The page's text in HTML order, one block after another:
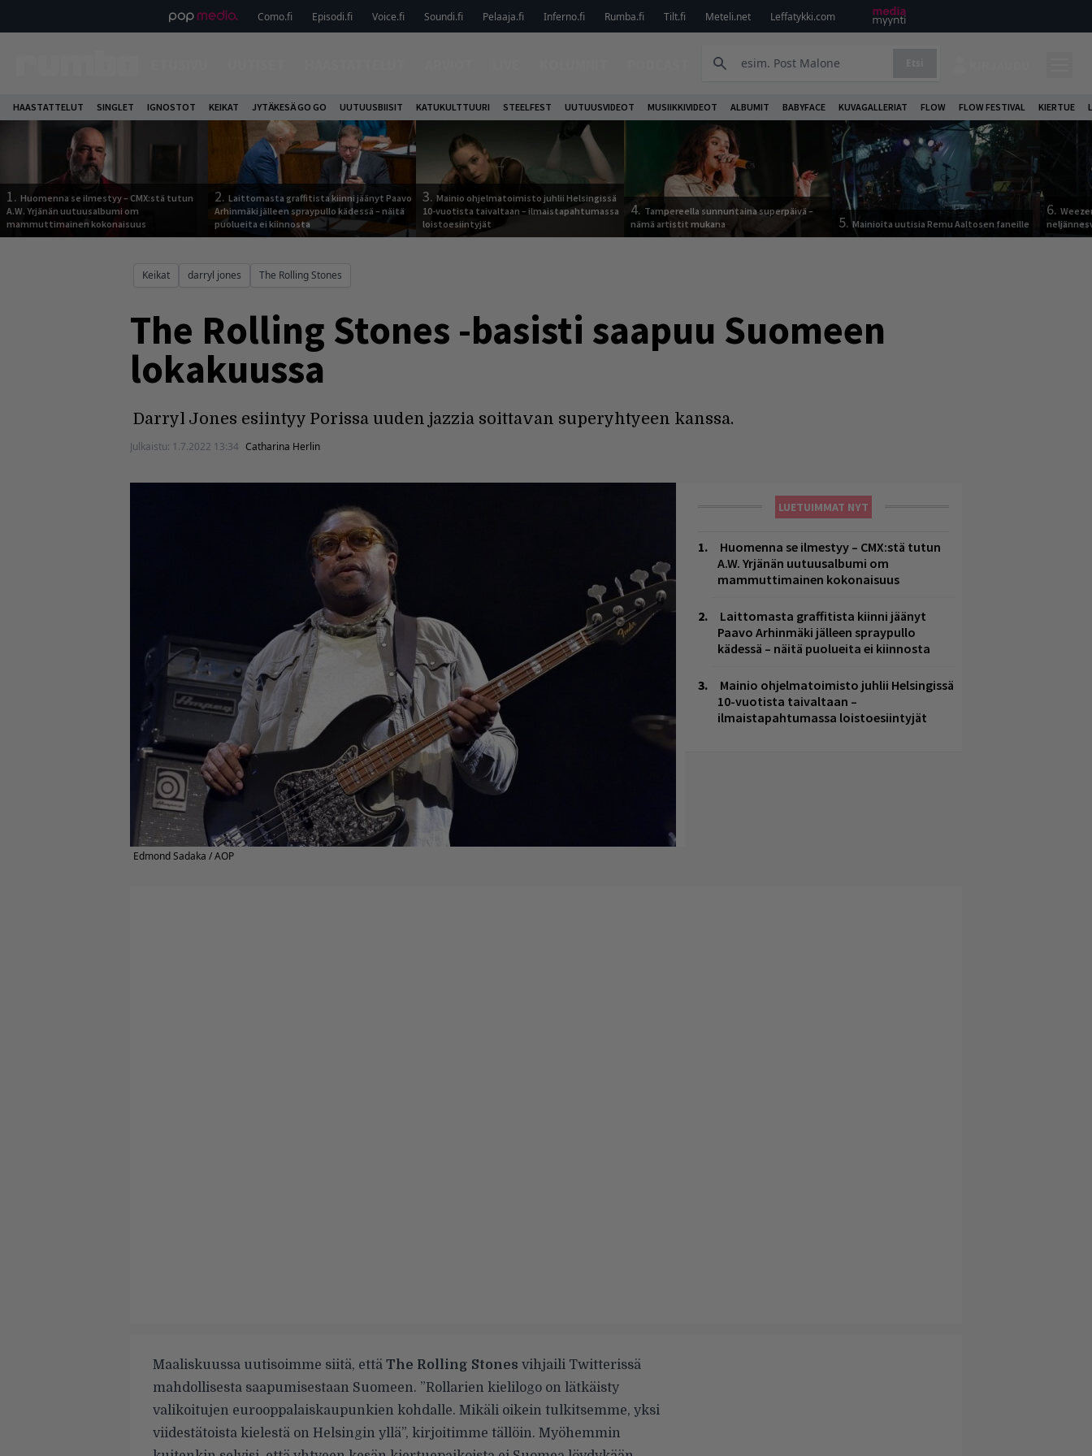
Como.fi Episodi.fi Voice.fi Soundi.fi Pelaaja.fi Inferno.fi Rumba.fi Tilt.fi Meteli.net Leffatykki.com
HAASTATTELUT SINGLET IGNOSTOT KEIKAT JYTÄKESÄ GO GO UUTUUSBIISIT KATUKULTTUURI STEELFEST UUTUUSVIDEOT MUSIIKKIVIDEOT ALBUMIT BABYFACE KUVAGALLERIAT FLOW FLOW FESTIVAL KIERTUE
1. Huomenna se ilmestyy – CMX:stä tutun
A.W. Yrjänän uutuusalbumi om
mammuttimainen kokonaisuus
2. Laittomasta graffitista kiinni jäänyt Paavo
Arhinmäki jälleen spraypullo kädessä – näitä
puolueita ei kiinnosta
3. Mainio ohjelmatoimisto juhlii Helsingissä
10-vuotista taivaltaan – ilmaistapahtumassa
loistoesiintyjät
4. Tampereella sunnuntaina superpäivä –
nämä artistit mukana
5.Mainioita uutisia Remu Aaltosen faneille
6.
Keikat darryl jones The Rolling Stones
The Rolling Stones -basisti saapuu Suomeen
lokakuussa
Darryl Jones esiintyy Porissa uuden jazzia soittavan superyhtyeen kanssa.
Julkaistu: 1.7.2022 13:34 Catharina Herlin
Edmond Sadaka / AOP
LUETUIMMAT NYT
Huomenna se ilmestyy – CMX:stä tutun
A.W. Yrjänän uutuusalbumi om
mammuttimainen kokonaisuus
Laittomasta graffitista kiinni jäänyt
Paavo Arhinmäki jälleen spraypullo
kädessä – näitä puolueita ei kiinnosta
Mainio ohjelmatoimisto juhlii Helsingissä
10-vuotista taivaltaan –
ilmaistapahtumassa loistoesiintyjät
Maaliskuussa uutisoimme siitä, että The Rolling Stones vihjaili Twitterissä
mahdollisesta saapumisestaan Suomeen. ”Rollarien kielilogo on lätkäisty
valikoitujen eurooppalaiskaupunkien kohdalle. Mikäli oikein tulkitsemme, yksi
viidestätoista kielestä on Helsingin yllä”, kirjoitimme tällöin. Myöhemmin